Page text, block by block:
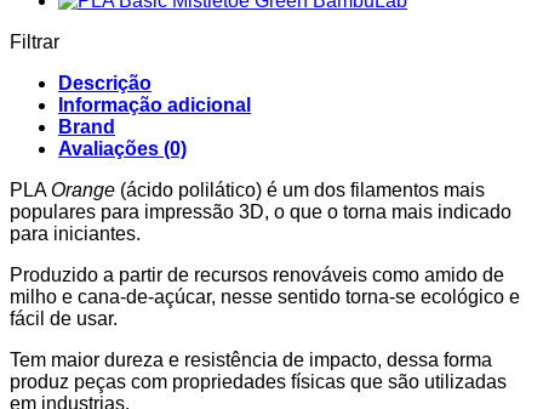
Filtrar
Descrição
Informação adicional
Brand
Avaliações (0)
PLAOrange (ácido polilático) é um dos filamentos mais
populares para impressão 3D, o que o torna mais indicado
para iniciantes.
Produzido a partir de recursos renováveis como amido de
milho e cana-de-açúcar, nesse sentido torna-se ecológico e
fácil de usar.
Tem maior dureza e resistência de impacto, dessa forma
produz peças com propriedades físicas que são utilizadas
em industrias.